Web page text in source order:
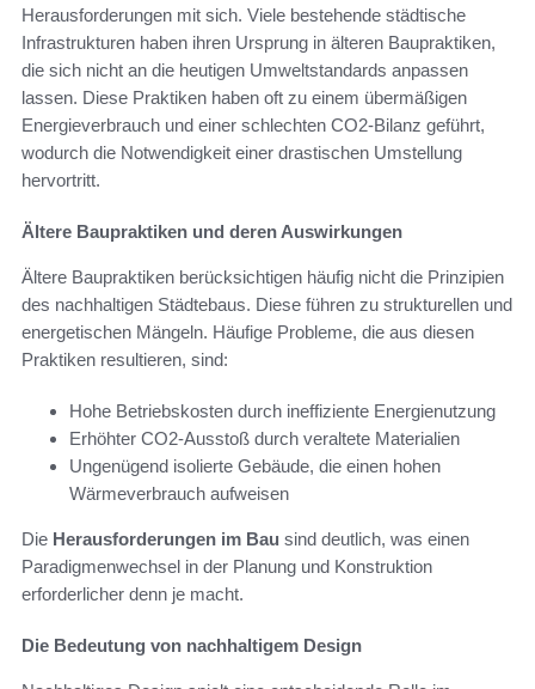
Herausforderungen mit sich. Viele bestehende städtische
Infrastrukturen haben ihren Ursprung in älteren Baupraktiken,
die sich nicht an die heutigen Umweltstandards anpassen
lassen. Diese Praktiken haben oft zu einem übermäßigen
Energieverbrauch und einer schlechten CO2-Bilanz geführt,
wodurch die Notwendigkeit einer drastischen Umstellung
hervortritt.
Ältere Baupraktiken und deren Auswirkungen
Ältere Baupraktiken berücksichtigen häufig nicht die Prinzipien
des nachhaltigen Städtebaus. Diese führen zu strukturellen und
energetischen Mängeln. Häufige Probleme, die aus diesen
Praktiken resultieren, sind:
Hohe Betriebskosten durch ineffiziente Energienutzung
Erhöhter CO2-Ausstoß durch veraltete Materialien
Ungenügend isolierte Gebäude, die einen hohen
Wärmeverbrauch aufweisen
Die Herausforderungen im Bau sind deutlich, was einen
Paradigmenwechsel in der Planung und Konstruktion
erforderlicher denn je macht.
Die Bedeutung von nachhaltigem Design